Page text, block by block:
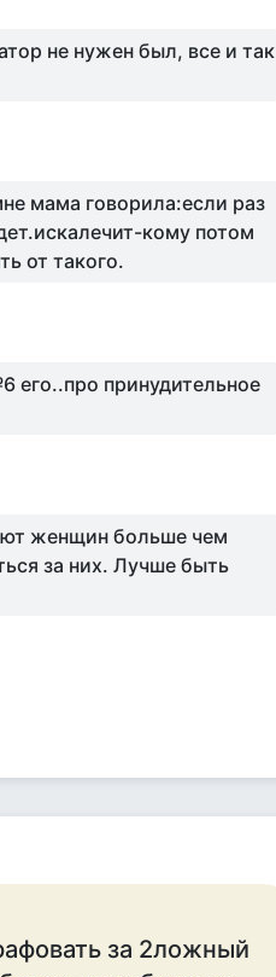
не нужен был, все и так
мама говорила:если раз
кому потом
от такого.
его..про принудительное
женщин больше чем
за них. Лучше быть
за 2ложный